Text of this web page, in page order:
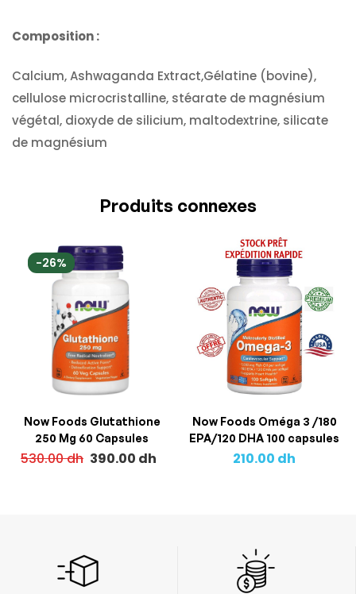
Composition :
Calcium, Ashwaganda Extract,Gélatine (bovine),
cellulose microcristalline, stéarate de magnésium
végétal, dioxyde de silicium, maltodextrine, silicate
de magnésium
Produits connexes
-26%
Now Foods Glutathione
250 Mg 60 Capsules
530.00dh 390.00 dh
Now Foods Oméga 3 /180
EPA/120 DHA 100 capsules
210.00 dh